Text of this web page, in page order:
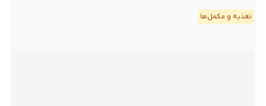
تغذیه و مکمل‌ها